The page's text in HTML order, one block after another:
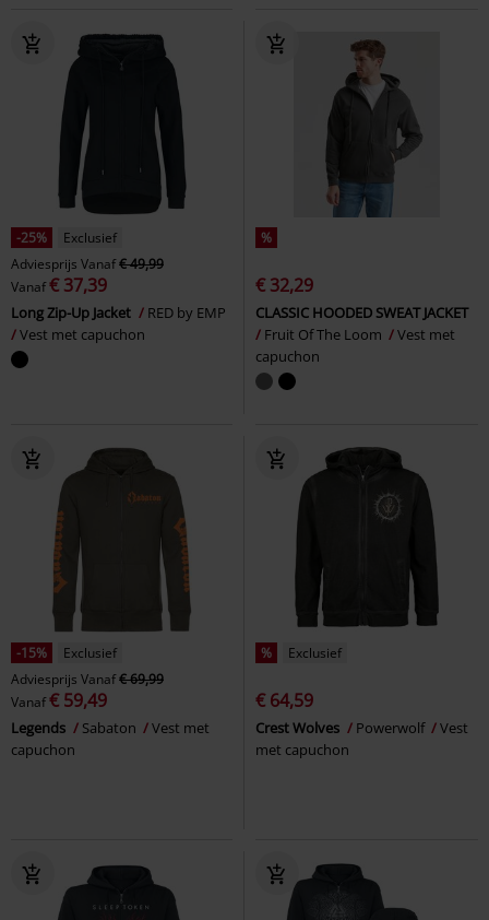
-25%
Exclusief
Adviesprijs Vanaf€ 49,99
Vanaf€ 37,39
Long Zip-Up Jacket
RED by EMP
Vest met capuchon
%
€ 32,29
CLASSIC HOODED SWEAT JACKET
Fruit Of The Loom
Vest met
capuchon
-15%
Exclusief
Adviesprijs Vanaf€ 69,99
Vanaf€ 59,49
Legends Sabaton
Vest met
capuchon
% Exclusief
€ 64,59
Crest Wolves Powerwolf
Vest
met capuchon